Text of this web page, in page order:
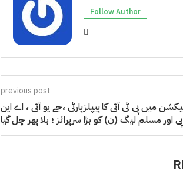
Follow Author
previous post
میں پی ٹی آئی کا پیپلزپارٹی ،جے یو آئی ، اے این
پی اور مسلم لیگ (ن) کو بڑا سرپرائز ؛ بلا پھر چل گیا